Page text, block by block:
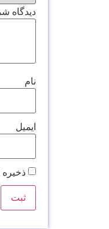
دیدگاه
نام
ایمیل
ذخیره